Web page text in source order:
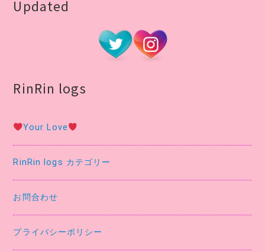
Updated
RinRin logs
Your Love
RinRin logs カテゴリー
お問合わせ
プライバシーポリシー